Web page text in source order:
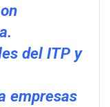
del ITP y
empresas